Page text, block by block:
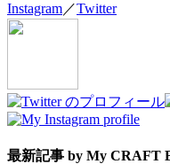
Instagram／Twitter
最新記事 by My CRAFT